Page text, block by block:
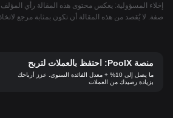
إخلاء المسؤولية: يعكس محتوى هذه المقالة رأي
صفة. لا يُقصد من هذه المقالة أن تكون بمثابة مرجع
منصة PoolX: احتفظ بالعملات لتربح
ما يصل إلى 10% + معدل الفائدة السنوي. عزز أرباحك
بزيادة رصيدك من العملات